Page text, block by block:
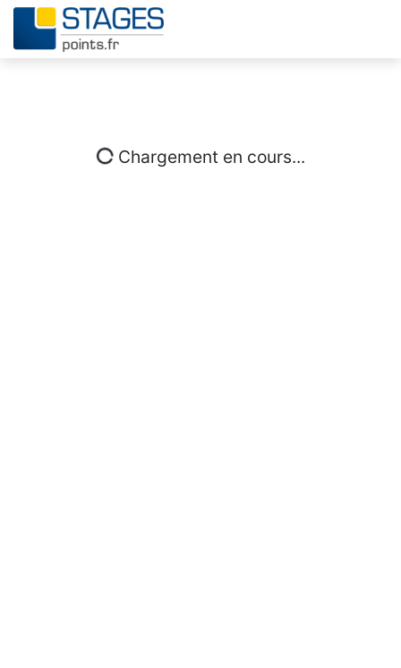
Chargement en cours...